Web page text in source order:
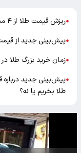
●ریزش قیمت طلا از ۴ میلیون تومان عبور کرد
●پیش‌بینی جدید از قیمت
●زمان خرید بزرگ طلا در ایران
●پیش‌بینی جدید درباره
طلا بخریم یا نه؟